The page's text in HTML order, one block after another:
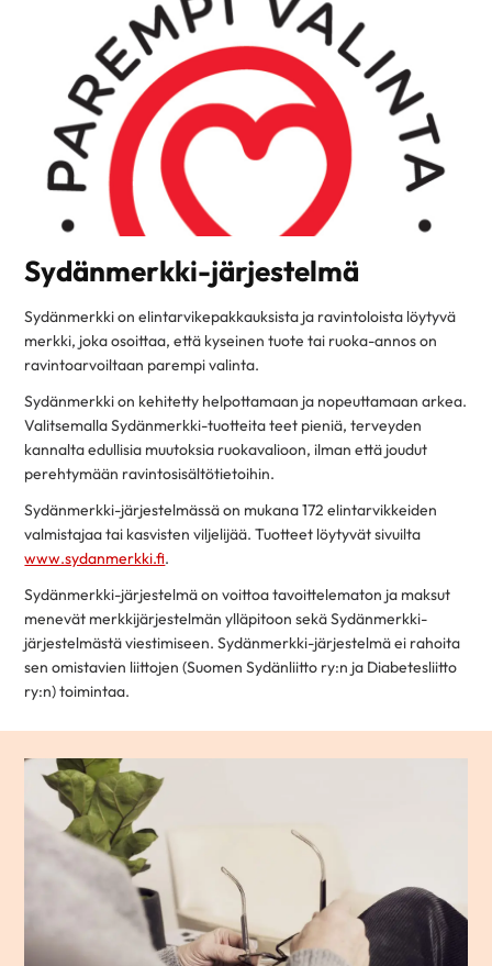
Sydänmerkki-järjestelmä
Sydänmerkki on elintarvikepakkauksista ja ravintoloista löytyvä
merkki, joka osoittaa, että kyseinen tuote tai ruoka-annos on
ravintoarvoiltaan parempi valinta.
Sydänmerkki on kehitetty helpottamaan ja nopeuttamaan arkea.
Valitsemalla Sydänmerkki-tuotteita teet pieniä, terveyden
kannalta edullisia muutoksia ruokavalioon, ilman että joudut
perehtymään ravintosisältötietoihin.
Sydänmerkki-järjestelmässä on mukana 172 elintarvikkeiden
valmistajaa tai kasvisten viljelijää. Tuotteet löytyvät sivuilta
www.sydanmerkki.fi.
Sydänmerkki-järjestelmä on voittoa tavoittelematon ja maksut
menevät merkkijärjestelmän ylläpitoon sekä Sydänmerkki-
järjestelmästä viestimiseen. Sydänmerkki-järjestelmä ei rahoita
sen omistavien liittojen (Suomen Sydänliitto ry:n ja Diabetesliitto
ry:n) toimintaa.